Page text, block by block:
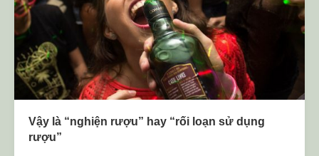
Vậy là “nghiện rượu” hay “rối loạn sử dụng
rượu”